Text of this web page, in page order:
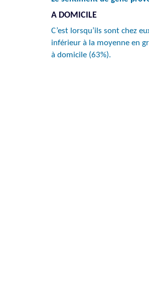
A DOMICILE
C’est lorsqu’ils sont chez
inférieur à la moyenne en
à domicile (63%).